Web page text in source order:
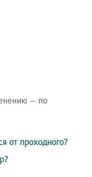
— по
от проходного?